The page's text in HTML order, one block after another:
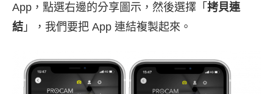
App，點選右邊的分享圖示，然後選擇「 拷貝連
結 」，我們要把 App 連結複製起來。